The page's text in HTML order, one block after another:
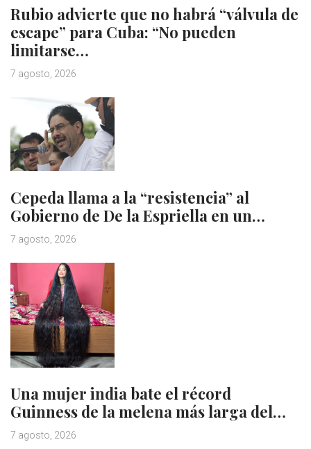
Rubio advierte que no habrá “válvula de
escape” para Cuba: “No pueden
limitarse…
7 agosto, 2026
Cepeda llama a la “resistencia” al
Gobierno de De la Espriella en un…
7 agosto, 2026
Una mujer india bate el récord
Guinness de la melena más larga del…
7 agosto, 2026